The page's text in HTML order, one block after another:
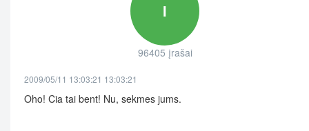
I
96405 įrašai
2009/05/11 13:03:21 13:03:21
Oho! Cia tai bent! Nu, sekmes jums.